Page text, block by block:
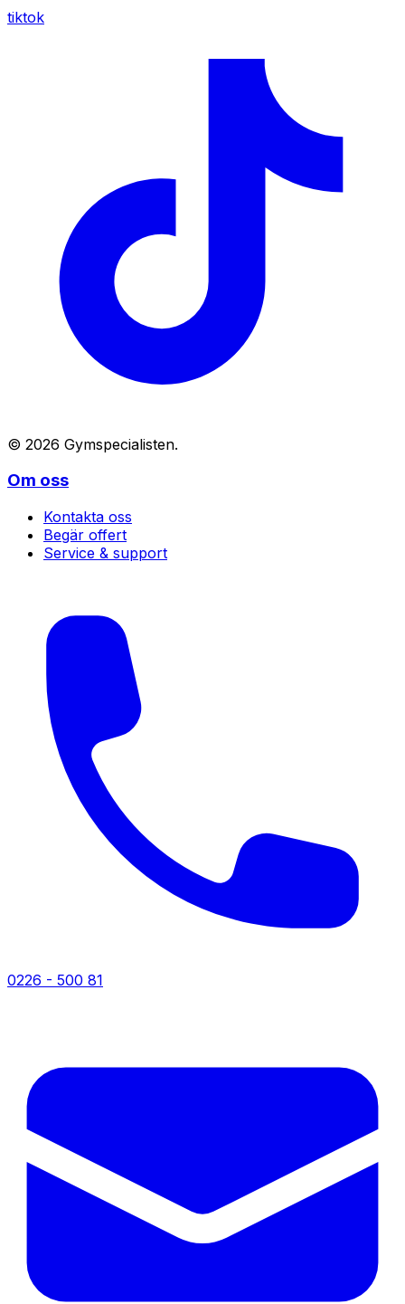
tiktok
© 2026 Gymspecialisten.
Om oss
Kontakta oss
Begär offert
Service & support
0226 - 500 81